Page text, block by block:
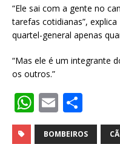
“Ele sai com a gente no
tarefas cotidianas”,
quartel-general apenas
“Mas ele é um integrante
os outros.”
W
h
E
m h
BOMBEIROS